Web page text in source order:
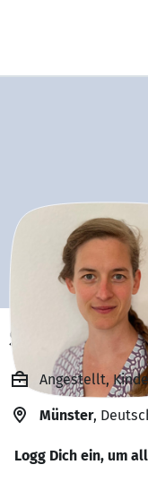
Sophia
Angestellt,
Münster,
Logg Dich ein, um